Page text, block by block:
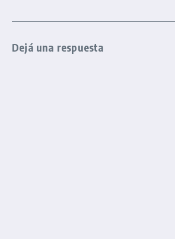
Dejá una respuesta